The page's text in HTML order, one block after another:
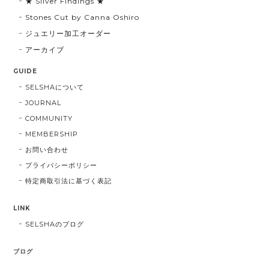
Stones Cut by Canna Oshiro
ジュエリー加工オーダー
アーカイブ
GUIDE
SELSHAについて
JOURNAL
COMMUNITY
MEMBERSHIP
お問い合わせ
プライバシーポリシー
特定商取引法に基づく表記
LINK
SELSHAのブログ
ブログ